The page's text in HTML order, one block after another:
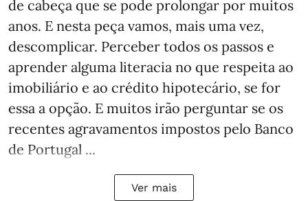
de cabeça que se pode prolongar por muitos
anos. E nesta peça vamos, mais uma vez,
descomplicar. Perceber todos os passos e
aprender alguma literacia no que respeita ao
imobiliário e ao crédito hipotecário, se for
essa a opção. E muitos irão perguntar se os
recentes agravamentos impostos pelo Banco
de Portugal ...
Ver mais